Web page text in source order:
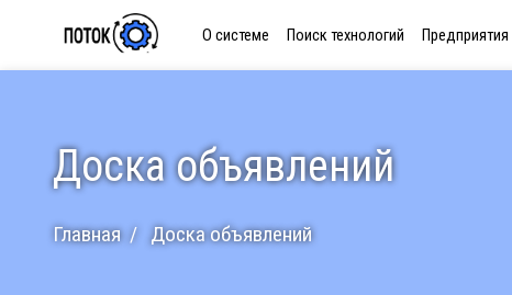
О системе Поиск технологий Предприятия
Доска объявлений
Главная Доска объявлений